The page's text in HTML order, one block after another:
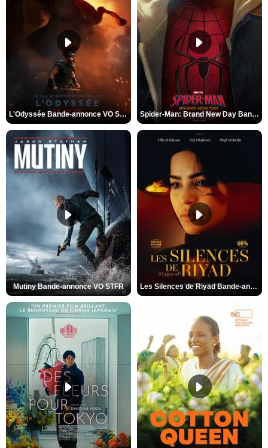
L'Odyssée Bande-annonce VO STFR Spider-Man: Brand New Day Bande-annonce VO STFR
Mutiny Bande-annonce VO STFR Les Silences de Riyad Bande-annonce VO STFR